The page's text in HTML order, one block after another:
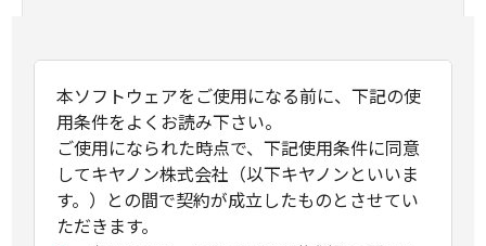
本ソフトウェアをご使用になる前に、下記の使
用条件をよくお読み下さい。
ご使用になられた時点で、下記使用条件に同意
してキヤノン株式会社（以下キヤノンといいま
す。）との間で契約が成立したものとさせてい
ただきます。